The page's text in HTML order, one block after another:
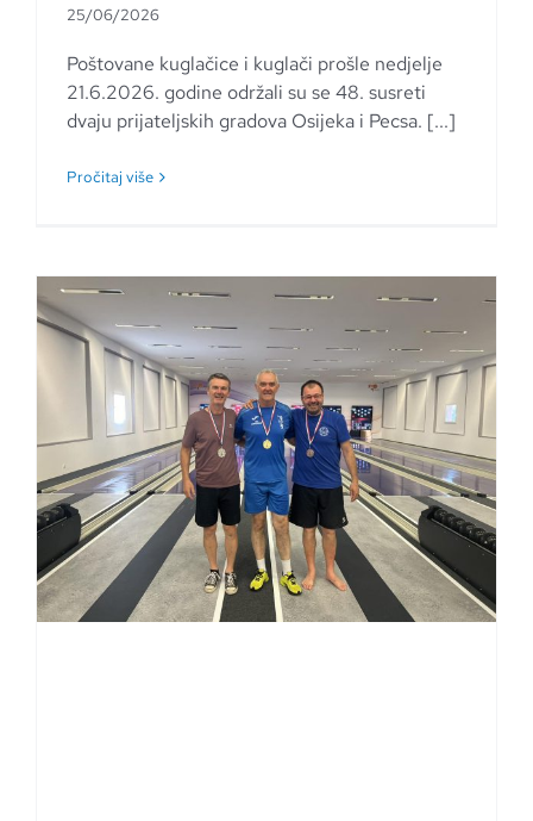
25/06/2026
Poštovane kuglačice i kuglači prošle nedjelje
21.6.2026. godine održali su se 48. susreti
dvaju prijateljskih gradova Osijeka i Pecsa. [...]
Pročitaj više